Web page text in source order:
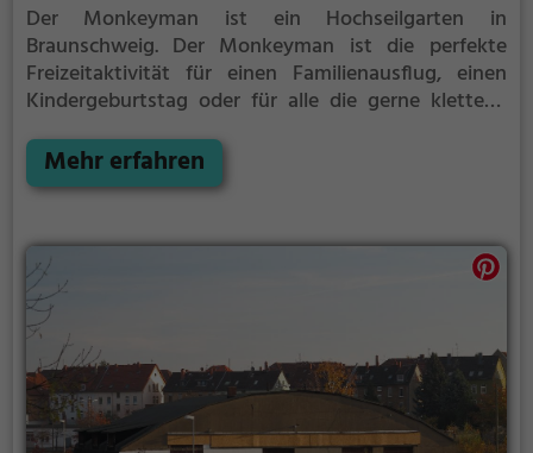
Der Monkeyman ist ein Hochseilgarten in
Braunschweig. Der Monkeyman ist die perfekte
Freizeitaktivität für einen Familienausflug, einen
Kindergeburtstag oder für alle die gerne klettern.
Erdboden erwartet dich eine Welt voller Abenteuer
und Erlebnis. Der Monkeyman bietet sowohl
Menge Platz für Sport und Spaß.
Mehr erfahren